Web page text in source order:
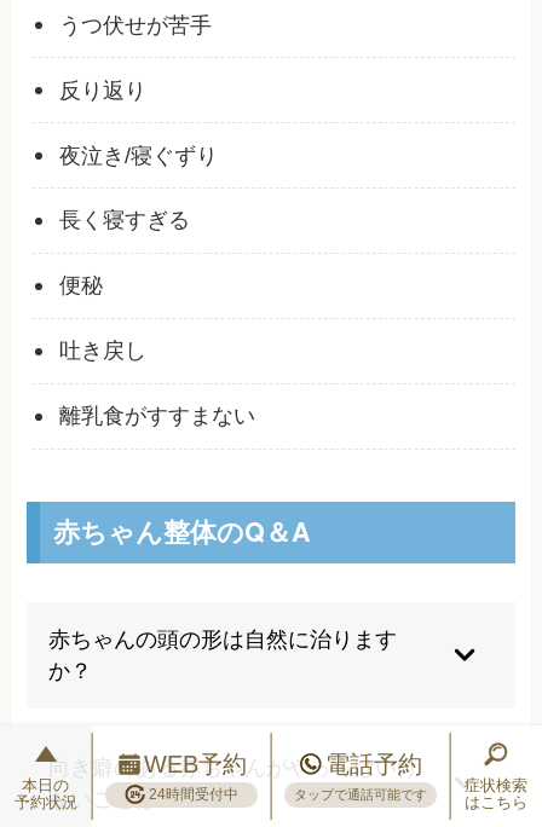
うつ伏せが苦手
反り返り
夜泣き/寝ぐずり
長く寝すぎる
便秘
吐き戻し
離乳食がすすまない
赤ちゃん整体のQ＆A
赤ちゃんの頭の形は自然に治ります
か？
ありますが、中等度以上の変形では自然改善しな
いことが判明しています。生後6ヶ月を過ぎると
頭の骨が硬くなり始め、1歳頃には形がほぼ固ま
向き癖のある赤ちゃんがやってはいけ
ないことは？
本日の
予約状況
WEB予約
24時間受付中
電話予約
タップで通話可能です
症状検索
はこちら